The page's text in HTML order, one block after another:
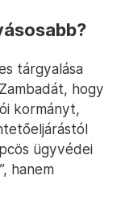
tárgyalása
hogy
kormányt,
ügyvédei
hanem